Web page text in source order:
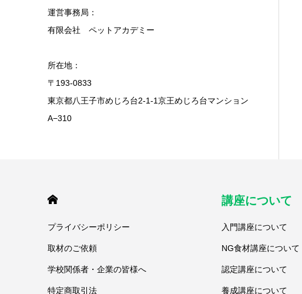
運営事務局：
有限会社 ペットアカデミー
所在地：
〒193-0833
東京都八王子市めじろ台2-1-1京王めじろ台マンション
A−310
プライバシーポリシー
取材のご依頼
学校関係者・企業の皆様へ
特定商取引法
講座について
入門講座について
NG食材講座について
認定講座について
養成講座について